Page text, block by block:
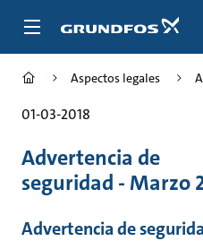
Aspectos legales
01-03-2018
Advertencia de
seguridad - Marzo
Advertencia de